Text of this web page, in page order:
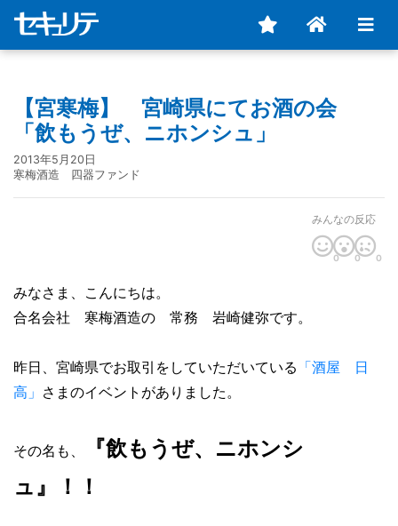
【宮寒梅】 宮崎県にてお酒の会
「飲もうぜ、ニホンシュ」
2013年5月20日
寒梅酒造 四器ファンド
みんなの反応
0 0 0
みなさま、こんにちは。
合名会社 寒梅酒造の 常務 岩崎健弥です。
昨日、宮崎県でお取引をしていただいている 「酒屋 日
高」 さまのイベントがありました。
その名も、
『飲もうぜ、ニホンシ
ュ』！！